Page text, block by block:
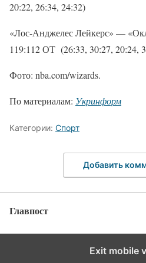
20:22, 26:34, 24:32)
«Лос-Анджелес Лейкерс» —
119:112 ОТ (26:33, 30:27, 20:24,
Фото: nba.com/wizards.
По материалам: Укринформ
Категории: Спорт
Добавить
Главпост
Exit mobile